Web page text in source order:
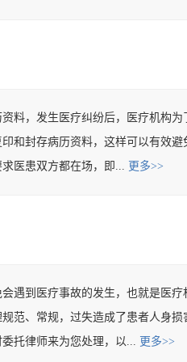
料，发生医疗纠纷后，医疗机构
和封存病历资料，这样可以有效
医患双方都在场，即... 更多>>
遇到医疗事故的发生，也就是医
范、常规，过失造成了患者人身
托律师来为您处理，以... 更多>>